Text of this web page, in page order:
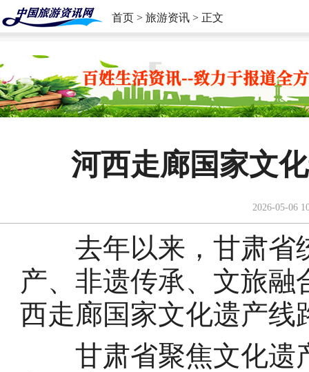
首页 > 旅游资讯 > 正文
河西走廊国家文
2026-05-06
去年以来，甘肃省
产、非遗传承、文旅
西走廊国家文化遗产线
甘肃省聚焦文化遗